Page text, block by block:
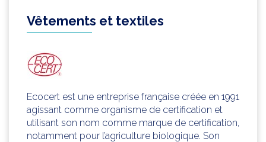
Vêtements et textiles
Ecocert est une entreprise française créée en 1991
agissant comme organisme de certification et
utilisant son nom comme marque de certification,
notamment pour l’agriculture biologique. Son